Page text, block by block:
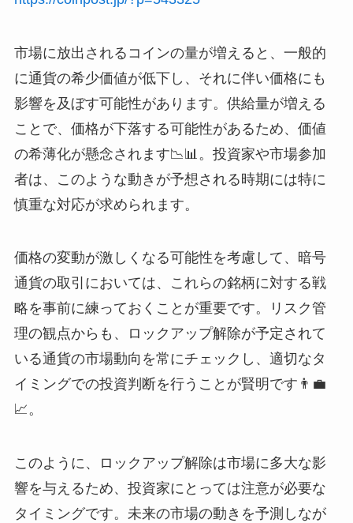
市場に放出されるコインの量が増えると、一般的
に通貨の希少価値が低下し、それに伴い価格にも
影響を及ぼす可能性があります。供給量が増える
ことで、価格が下落する可能性があるため、価値
の希薄化が懸念されます📉📊。投資家や市場参加
者は、このような動きが予想される時期には特に
慎重な対応が求められます。
価格の変動が激しくなる可能性を考慮して、暗号
通貨の取引においては、これらの銘柄に対する戦
略を事前に練っておくことが重要です。リスク管
理の観点からも、ロックアップ解除が予定されて
いる通貨の市場動向を常にチェックし、適切なタ
イミングでの投資判断を行うことが賢明です👨‍💼
📈。
このように、ロックアップ解除は市場に多大な影
響を与えるため、投資家にとっては注意が必要な
タイミングです。未来の市場の動きを予測しなが